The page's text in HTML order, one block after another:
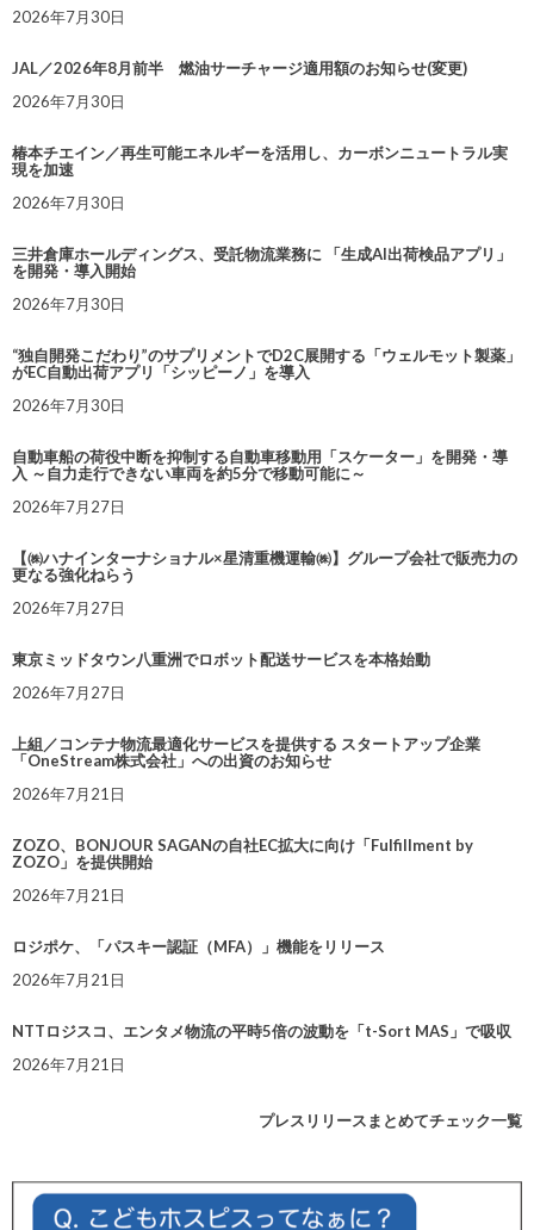
2026年7月30日
JAL／2026年8月前半 燃油サーチャージ適用額のお知らせ(変更)
2026年7月30日
椿本チエイン／再生可能エネルギーを活用し、カーボンニュートラル実
現を加速
2026年7月30日
三井倉庫ホールディングス、受託物流業務に 「生成AI出荷検品アプリ」
を開発・導入開始
2026年7月30日
“独自開発こだわり”のサプリメントでD2C展開する「ウェルモット製薬」
がEC自動出荷アプリ「シッピーノ」を導入
2026年7月30日
自動車船の荷役中断を抑制する自動車移動用「スケーター」を開発・導
入 ～自力走行できない車両を約5分で移動可能に～
2026年7月27日
【㈱ハナインターナショナル×星清重機運輸㈱】グループ会社で販売力の
更なる強化ねらう
2026年7月27日
東京ミッドタウン八重洲でロボット配送サービスを本格始動
2026年7月27日
上組／コンテナ物流最適化サービスを提供する スタートアップ企業
「OneStream株式会社」への出資のお知らせ
2026年7月21日
ZOZO、BONJOUR SAGANの自社EC拡大に向け「Fulfillment by
ZOZO」を提供開始
2026年7月21日
ロジポケ、「パスキー認証（MFA）」機能をリリース
2026年7月21日
NTTロジスコ、エンタメ物流の平時5倍の波動を「t-Sort MAS」で吸収
2026年7月21日
プレスリリースまとめてチェック一覧